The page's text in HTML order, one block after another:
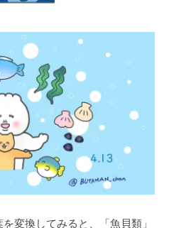
変換してみると、「魚貝類」